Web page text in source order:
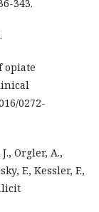
343.
opiate
0272-
Orgler, A.,
F., Kessler, F.,